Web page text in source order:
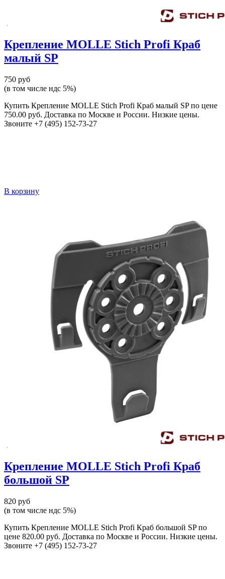
Крепление MOLLE Stich Profi Краб
малый SP
750 руб
(в том числе ндс 5%)
Купить Крепление MOLLE Stich Profi Краб малый SP по цене
750.00 руб. Доставка по Москве и России. Низкие цены.
Звоните +7 (495) 152-73-27
В корзину
Крепление MOLLE Stich Profi Краб
большой SP
820 руб
(в том числе ндс 5%)
Купить Крепление MOLLE Stich Profi Краб большой SP по
цене 820.00 руб. Доставка по Москве и России. Низкие цены.
Звоните +7 (495) 152-73-27